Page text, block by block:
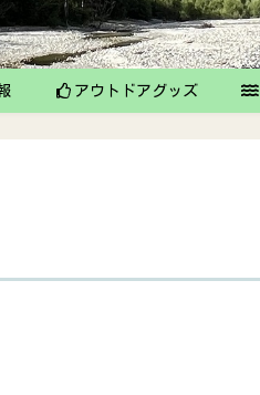
アウトドアグッズ